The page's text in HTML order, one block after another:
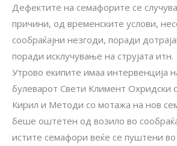
Дефектите на семафорите се
причини, од временските услови,
сообраќајни незгоди, поради
поради исклучување на струјата итн.
Утрово екипите имаа интервенција
булеварот Свети Климент Охридски
Кирил и Методи со мотажа на нов
беше оштетен од возило во
истите семафори веќе се пуштени